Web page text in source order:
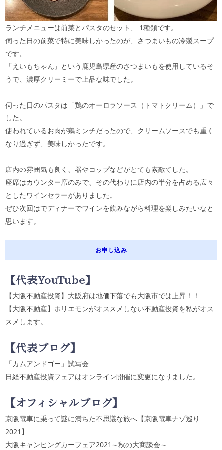
ランチメニューは前菜とパスタのセット、 1種類です。
伺った日の前菜で特に美味しかったのが、さつまいもの冷製スープ
です。
「えいもちゃん」という鹿児島県産のさつまいもを使用しているそ
うで、濃厚クリーミーで上品な味でした。
伺った日のパスタは「鶏のオーロラソース（トマトクリーム）」で
した。
使われているお肉が鶏ミンチだったので、クリームソースでも重く
なり過ぎず、美味しかったです。
店内の雰囲気も良く、器やコップなどがとても素敵でした。
座席はカウンター席のみで、その代わりに店内の半分を占める広々
としたワインセラーがありました。
ぜひ次回はでディナーでワインを飲みながら料理を楽しみたいなと
思います。
お申し込み
【代表YouTube】
【大阪不動産投資】大阪府は地価下落でも大阪市では上昇！！
【大阪不動産】ホリエモンがオススメしない不動産投資を私がオス
スメします。
【代表ブログ】
「カムアンドゴー」試写会
日経不動産投資フェアはオンライン開催に変更になりました。
【オフィシャルブログ】
京阪電車に乗って謎に満ちた不思議な旅へ【京阪電車ナゾ巡り
2021】
大阪キャンピングカーフェア2021～秋の大商談会～